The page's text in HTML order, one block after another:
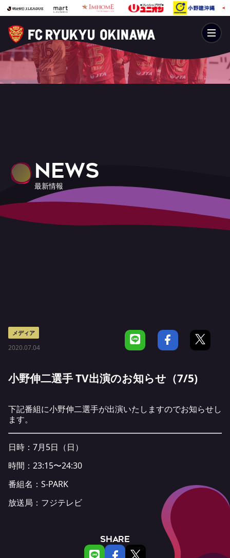
NEWS
最新情報
メディア
2020.07.04
小野伸二選手 TV出演のお知らせ（7/5)
下記番組に小野伸二選手が出演いたしますのでお知らせし
ます。
日時：7月5日（日）
時間：23:15〜24:30
番組名： S-PARK
放送局： フジテレビ
SHARE